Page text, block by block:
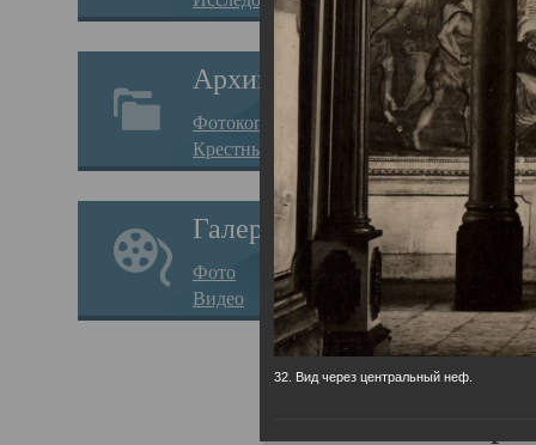
Архив
Фотокопии дел
Крестные ходы
Галерея
Фото
Видео
32. Вид через центральный неф.